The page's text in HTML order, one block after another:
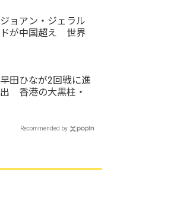
WTTチャンピオンズ
横浜2026＞
ジョアン・ジェラル
ドが中国超え 世界
2026＞
早田ひなが2回戦に進
出 香港の大黒柱・
ンズ横浜2026＞
Recommended by